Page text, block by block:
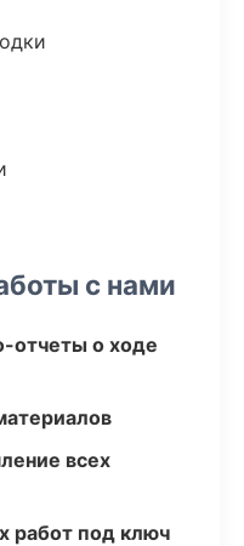
с нами
отчеты о ходе
всех
работ под ключ